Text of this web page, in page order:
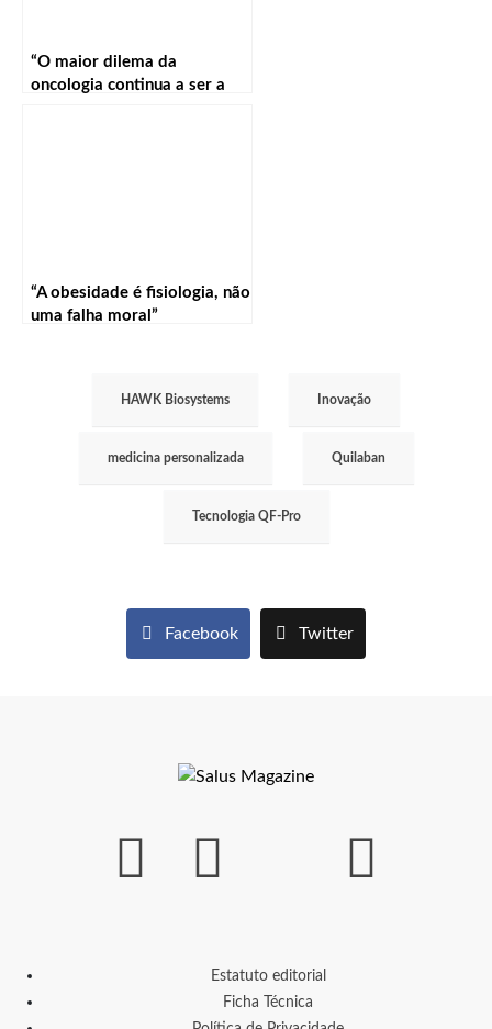
“O maior dilema da
oncologia continua a ser a
“A obesidade é fisiologia, não
uma falha moral”
HAWK Biosystems Inovação
medicina personalizada Quilaban
Tecnologia QF-Pro
Facebook Twitter
Estatuto editorial
Ficha Técnica